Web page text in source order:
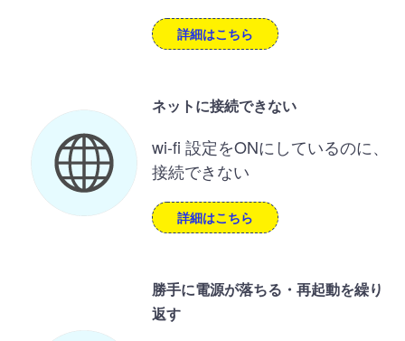
詳細はこちら
ネットに接続できない
wi-fi 設定をONにしているのに、
接続できない
詳細はこちら
勝手に電源が落ちる・再起動を繰り
返す